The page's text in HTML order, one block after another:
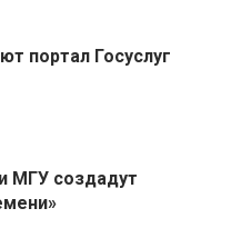
портал Госуслуг
создадут